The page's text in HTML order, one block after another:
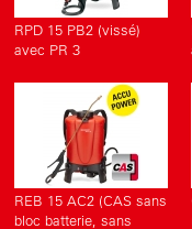
RPD 15 PB2 (vissé)
avec PR 3
REB 15 AC2 (CAS sans
bloc batterie, sans